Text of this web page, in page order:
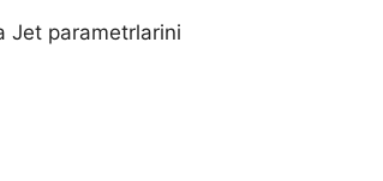
Jet parametrlarini